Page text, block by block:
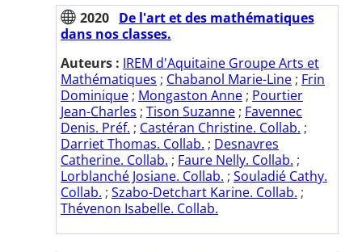
2020 De l'art et des mathématiques
dans nos classes.
Auteurs : IREM d'Aquitaine Groupe Arts et
Mathématiques ; Chabanol Marie-Line ; Frin
Dominique ; Mongaston Anne ; Pourtier
Jean-Charles ; Tison Suzanne ; Favennec
Denis. Préf. ; Castéran Christine. Collab. ;
Darriet Thomas. Collab. ; Desnavres
Catherine. Collab. ; Faure Nelly. Collab. ;
Lorblanché Josiane. Collab. ; Souladié Cathy.
Collab. ; Szabo-Detchart Karine. Collab. ;
Thévenon Isabelle. Collab.